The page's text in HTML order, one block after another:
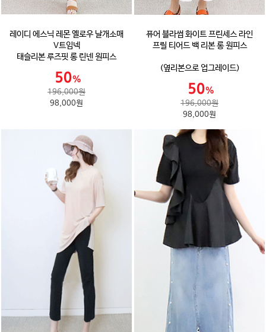
레이디 에스닉 레몬 옐로우 날개소매
V트임넥
태슬리본 루즈핏 롱 린넨 원피스
196,000원
98,000원
퓨어 블라썸 화이트 프린세스 라인
프릴 티어드 백 리본 롱 원피스
(옆리본으로 업그레이드)
196,000원
98,000원